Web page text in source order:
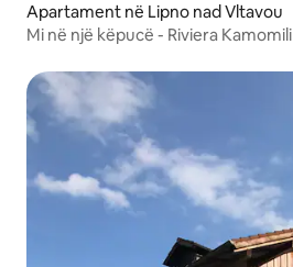
Apartament në Lipno nad Vltavou
Mi në një këpucë - Riviera Kamomili